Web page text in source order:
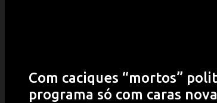
Com caciques “mortos”
programa só com caras